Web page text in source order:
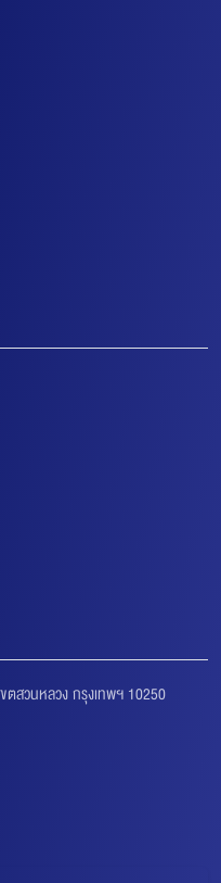
สวนหลวง กรุงเทพฯ 10250